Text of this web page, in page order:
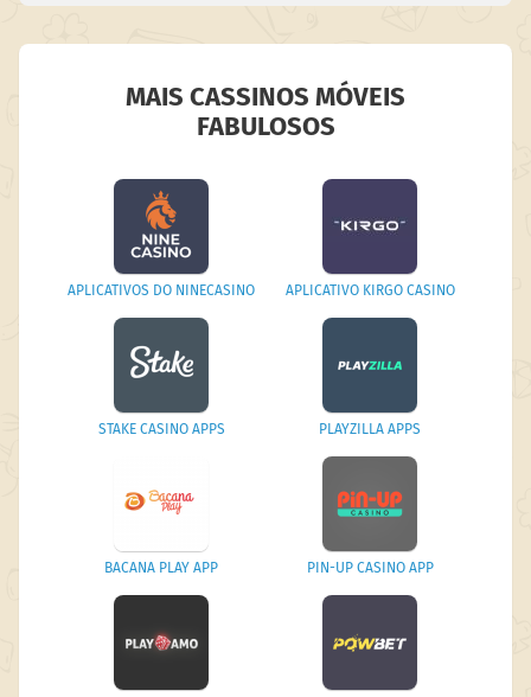
MAIS CASSINOS MÓVEIS
FABULOSOS
APLICATIVOS DO NINECASINO APLICATIVO KIRGO CASINO
STAKE CASINO APPS PLAYZILLA APPS
BACANA PLAY APP PIN-UP CASINO APP